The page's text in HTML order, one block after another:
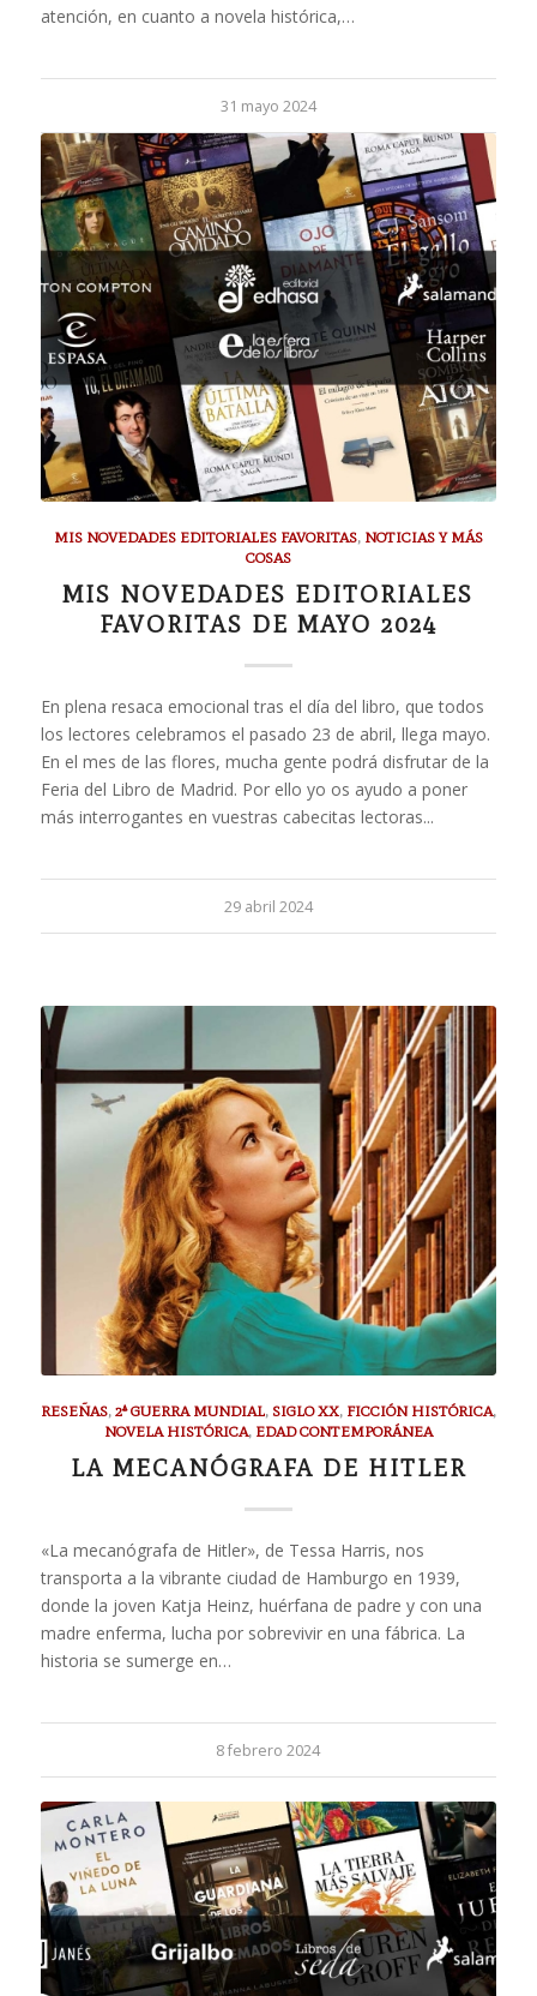
atención, en cuanto a novela histórica,…
31 mayo 2024
MIS NOVEDADES EDITORIALES FAVORITAS, NOTICIAS Y MÁS
COSAS
MIS NOVEDADES EDITORIALES
FAVORITAS DE MAYO 2024
En plena resaca emocional tras el día del libro, que todos
los lectores celebramos el pasado 23 de abril, llega mayo.
En el mes de las flores, mucha gente podrá disfrutar de la
Feria del Libro de Madrid. Por ello yo os ayudo a poner
más interrogantes en vuestras cabecitas lectoras...
29 abril 2024
RESEÑAS, 2ª GUERRA MUNDIAL, SIGLO XX, FICCIÓN HISTÓRICA,
NOVELA HISTÓRICA, EDAD CONTEMPORÁNEA
LA MECANÓGRAFA DE HITLER
«La mecanógrafa de Hitler», de Tessa Harris, nos
transporta a la vibrante ciudad de Hamburgo en 1939,
donde la joven Katja Heinz, huérfana de padre y con una
madre enferma, lucha por sobrevivir en una fábrica. La
historia se sumerge en…
8 febrero 2024